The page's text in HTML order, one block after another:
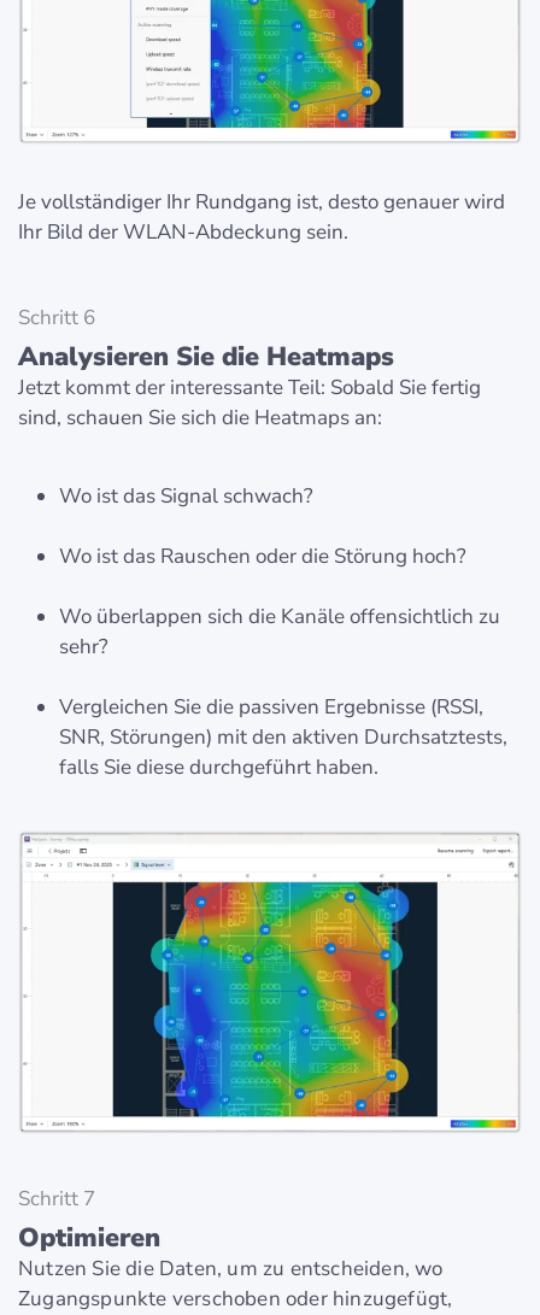
Je vollständiger Ihr Rundgang ist, desto genauer wird
Ihr Bild der WLAN-Abdeckung sein.
Schritt 6
Analysieren Sie die Heatmaps
Jetzt kommt der interessante Teil: Sobald Sie fertig
sind, schauen Sie sich die Heatmaps an:
Wo ist das Signal schwach?
Wo ist das Rauschen oder die Störung hoch?
Wo überlappen sich die Kanäle offensichtlich zu
sehr?
Vergleichen Sie die passiven Ergebnisse (RSSI,
SNR, Störungen) mit den aktiven Durchsatztests,
falls Sie diese durchgeführt haben.
Schritt 7
Optimieren
Nutzen Sie die Daten, um zu entscheiden, wo
Zugangspunkte verschoben oder hinzugefügt,